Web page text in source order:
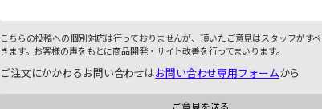
こちらの投稿への個別対応は行っておりませんが、頂いたご意見はスタッフがす
きます。お客様の声をもとに商品開発・サイト改善を行ってまいります。
ご注文にかかわるお問い合わせはお問い合わせ専用フォームから